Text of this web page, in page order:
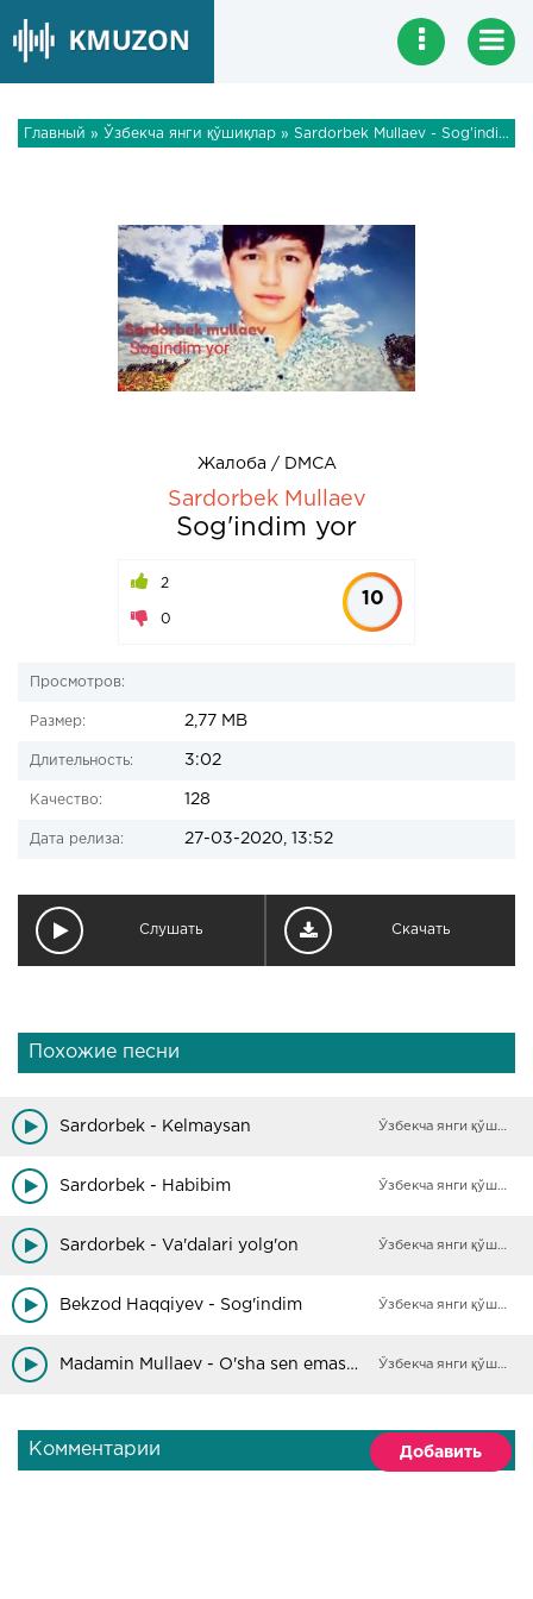
Главный » Ўзбекча янги қўшиқлар » Sardorbek Mullaev - Sog'indim yor
Жалоба / DMCA
Sardorbek Mullaev
Sog'indim yor
2
0
10
Просмотров:
Размер: 2,77 MB
Длительность: 3:02
Качество: 128
Дата релиза: 27-03-2020, 13:52
Слушать Скачать
Похожие песни
Sardorbek - Kelmaysan Ўзбекча янги қўшиқлар
Sardorbek - Habibim Ўзбекча янги қўшиқлар
Sardorbek - Va'dalari yolg'on Ўзбекча янги қўшиқлар
Bekzod Haqqiyev - Sog'indim Ўзбекча янги қўшиқлар
Madamin Mullaev - O'sha sen emasmu o'sha Ўзбекча янги қўшиқлар
Комментарии Добавить